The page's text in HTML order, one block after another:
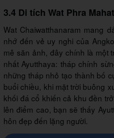
3.4 Di tích Wat Phra
Wat Chaiwatthanaram mang
nhớ đến vẻ uy nghi của
mê săn ảnh, đây chính là một
nhất Ayutthaya: tháp chính
những tháp nhỏ tạo thành bố
buổi chiều, khi mặt trời buông
khối đá cổ khiến cả khu đền
lên điểm cao, bạn sẽ thấy
hôn đẹp đến lặng người.